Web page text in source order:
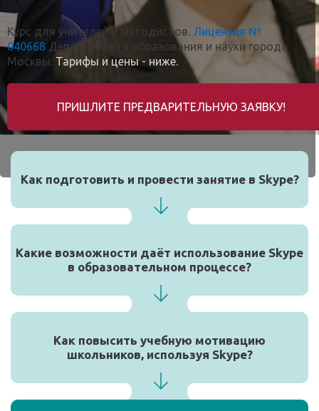
Курс для учителей и методистов. Лицензия №
040668 Департамента образования и науки города
Москвы. Тарифы и цены - ниже.
ПРИШЛИТЕ ПРЕДВАРИТЕЛЬНУЮ ЗАЯВКУ!
Как подготовить и провести занятие в Skype?
Какие возможности даёт использование Skype
в образовательном процессе?
Как повысить учебную мотивацию
школьников, используя Skype?